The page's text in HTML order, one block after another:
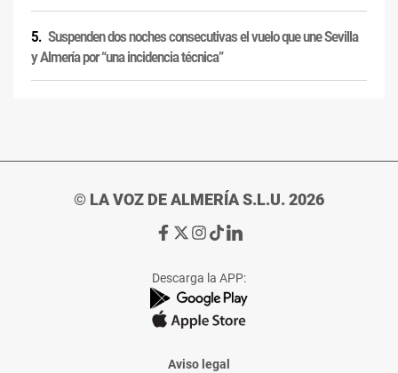
Suspenden dos noches consecutivas el vuelo que une Sevilla
y Almería por “una incidencia técnica”
© LA VOZ DE ALMERÍA S.L.U. 2026
Ir
de
La
Voz
Almería
Ir
de
La
Voz
Almería
Ir
de
La
Voz
Almería
Ir
de
La
Voz
Almería
Ir
de
La
Voz
Descarga la APP:
Aviso legal